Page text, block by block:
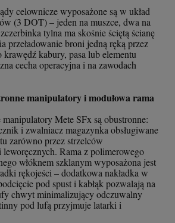
celownicze wyposażone są w układ
(3 DOT) – jeden na muszce, dwa na
tylna ma skośnie ściętą ścianę
przeładowanie broni jedną ręką przez
krawędź kabury, pasa lub elementu
cecha operacyjna i na zawodach
manipulatory i modułowa rama
Mete SFx są obustronne:
i zwalniacz magazynka obsługiwane
zarówno przez strzelców
Rama z polimerowego
włóknem szklanym wyposażona jest
rękojeści – dodatkowa nakładka w
pod spust i kabłąk pozwalają na
chwyt minimalizujący odczuwalny
pod lufą przyjmuje latarki i